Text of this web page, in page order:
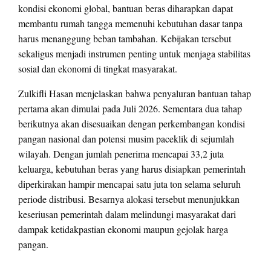
kondisi ekonomi global, bantuan beras diharapkan dapat
membantu rumah tangga memenuhi kebutuhan dasar tanpa
harus menanggung beban tambahan. Kebijakan tersebut
sekaligus menjadi instrumen penting untuk menjaga stabilitas
sosial dan ekonomi di tingkat masyarakat.
Zulkifli Hasan menjelaskan bahwa penyaluran bantuan tahap
pertama akan dimulai pada Juli 2026. Sementara dua tahap
berikutnya akan disesuaikan dengan perkembangan kondisi
pangan nasional dan potensi musim paceklik di sejumlah
wilayah. Dengan jumlah penerima mencapai 33,2 juta
keluarga, kebutuhan beras yang harus disiapkan pemerintah
diperkirakan hampir mencapai satu juta ton selama seluruh
periode distribusi. Besarnya alokasi tersebut menunjukkan
keseriusan pemerintah dalam melindungi masyarakat dari
dampak ketidakpastian ekonomi maupun gejolak harga
pangan.